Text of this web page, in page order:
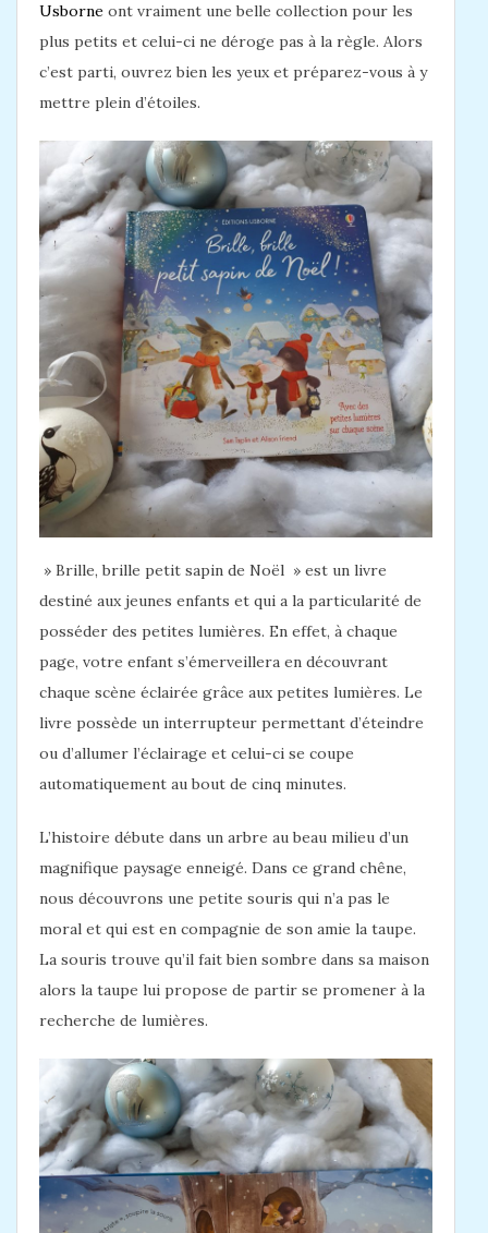
Usborne ont vraiment une belle collection pour les
plus petits et celui-ci ne déroge pas à la règle. Alors
c’est parti, ouvrez bien les yeux et préparez-vous à y
mettre plein d’étoiles.
» Brille, brille petit sapin de Noël » est un livre
destiné aux jeunes enfants et qui a la particularité de
posséder des petites lumières. En effet, à chaque
page, votre enfant s’émerveillera en découvrant
chaque scène éclairée grâce aux petites lumières. Le
livre possède un interrupteur permettant d’éteindre
ou d’allumer l’éclairage et celui-ci se coupe
automatiquement au bout de cinq minutes.
L’histoire débute dans un arbre au beau milieu d’un
magnifique paysage enneigé. Dans ce grand chêne,
nous découvrons une petite souris qui n’a pas le
moral et qui est en compagnie de son amie la taupe.
La souris trouve qu’il fait bien sombre dans sa maison
alors la taupe lui propose de partir se promener à la
recherche de lumières.